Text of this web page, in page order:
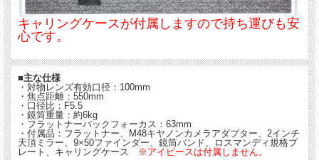
キャリングケースが付属しますので持ち運びも安
心です。
■主な仕様
・対物レンズ有効口径：100mm
・焦点距離：550mm
・口径比：F5.5
・鏡筒重量：約6kg
・フラットナーバックフォーカス：63mm
・付属品：フラットナー、M48キヤノンカメラアダプター、2インチ
天頂ミラー、9×50ファインダー、鏡筒バンド、ロスマンディ規格プ
レート、キャリングケース
※アイピースは付属しません。